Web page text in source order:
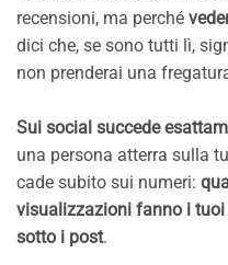
recensioni, ma perché
dici che, se sono tutti lì,
non prenderai una
Sui social succede
una persona atterra sulla
cade subito sui numeri:
visualizzazioni fanno i
sotto i post.